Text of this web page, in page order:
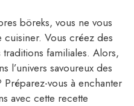
böreks, vous ne vous
Vous créez des
familiales. Alors,
l’univers savoureux des
Préparez-vous à enchanter
avec cette recette